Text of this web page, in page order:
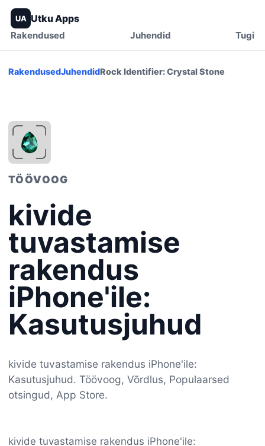
UA Utku Apps
Rakendused Juhendid Tugi
RakendusedJuhendidRock Identifier: Crystal Stone
TÖÖVOOG
kivide
tuvastamise
rakendus
iPhone'ile:
Kasutusjuhud
kivide tuvastamise rakendus iPhone'ile:
Kasutusjuhud. Töövoog, Võrdlus, Populaarsed
otsingud, App Store.
kivide tuvastamise rakendus iPhone'ile: